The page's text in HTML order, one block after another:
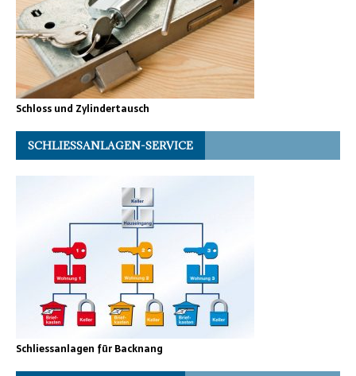
Schloss und Zylindertausch
SCHLIESSANLAGEN-SERVICE
Schliessanlagen für Backnang